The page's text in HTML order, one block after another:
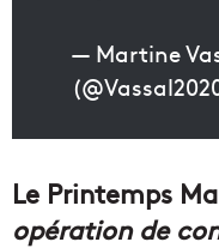
— Martine
Le Printemps
opération de